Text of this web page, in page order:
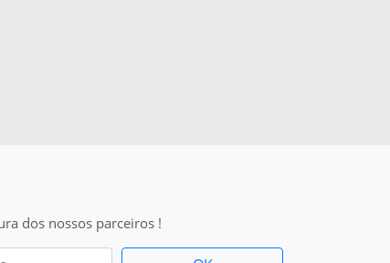
dos nossos parceiros !